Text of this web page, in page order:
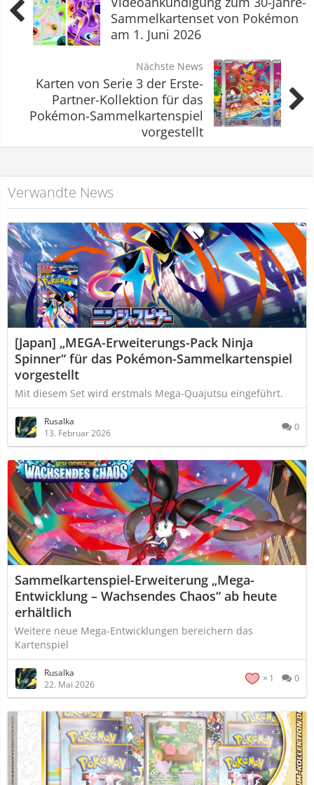
Sammelkartenset von Pokémon
am 1. Juni 2026
Nächste News
Karten von Serie 3 der Erste-
Partner-Kollektion für das
Pokémon-Sammelkartenspiel
vorgestellt
Verwandte News
[Japan] „MEGA-Erweiterungs-Pack Ninja
Spinner“ für das Pokémon-Sammelkartenspiel
vorgestellt
Mit diesem Set wird erstmals Mega-Quajutsu eingeführt.
Rusalka
13. Februar 2026
0
Sammelkartenspiel-Erweiterung „Mega-
Entwicklung – Wachsendes Chaos“ ab heute
erhältlich
Weitere neue Mega-Entwicklungen bereichern das
Kartenspiel
Rusalka
22. Mai 2026
1 0